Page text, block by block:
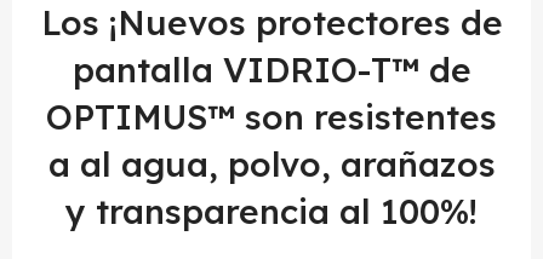
Los ¡Nuevos protectores de
pantalla VIDRIO-T™ de
OPTIMUS™ son resistentes
a al agua, polvo, arañazos
y transparencia al 100%!